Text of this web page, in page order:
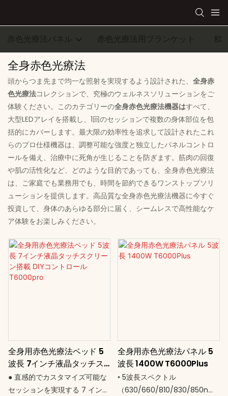
赤色光療法パネル 赤色光療法用ブランケット ウ
全身赤色光療法
頭からつま先まで均一な照射を実現するよう設計された、 全身赤
色光療法コレクションで、究極のウェルネスソリューションをご
体験ください。このカテゴリーの全身赤色光療法機器はすべて、
大型LEDアレイを搭載し、1回のセッションで複数の身体部位を包
括的にカバーします。最大限の効率性を追求して設計されたこれ
らのプロ仕様機器は、調整可能な強度と独立したパネルコントロ
ールを備え、治療中に死角が生じることを防ぎます。筋肉の回復
や肌の活性化など、どのような目的であっても、全身赤色光療法
は、ご家庭でも業務用でも、時間を節約できるワンストップソリ
ューションを提供します。高品質な全身赤色光療法機器に今すぐ
投資して、身体のあらゆる部分に届く、シームレスで高性能なケ
ア体験をお楽しみください。
全身用赤色光療法ベッド 5
波長 7インチ液晶タッチス
クリーン搭載 DIYコントロ
ール T6000pro
● 直感的でカスタマイズ可能な
セッションを実現する 7 インチ
全身用赤色光療法パネル 5
波長 1400W T6000Plus
• 5波長スペクトル
（630/660/810/830/850nm